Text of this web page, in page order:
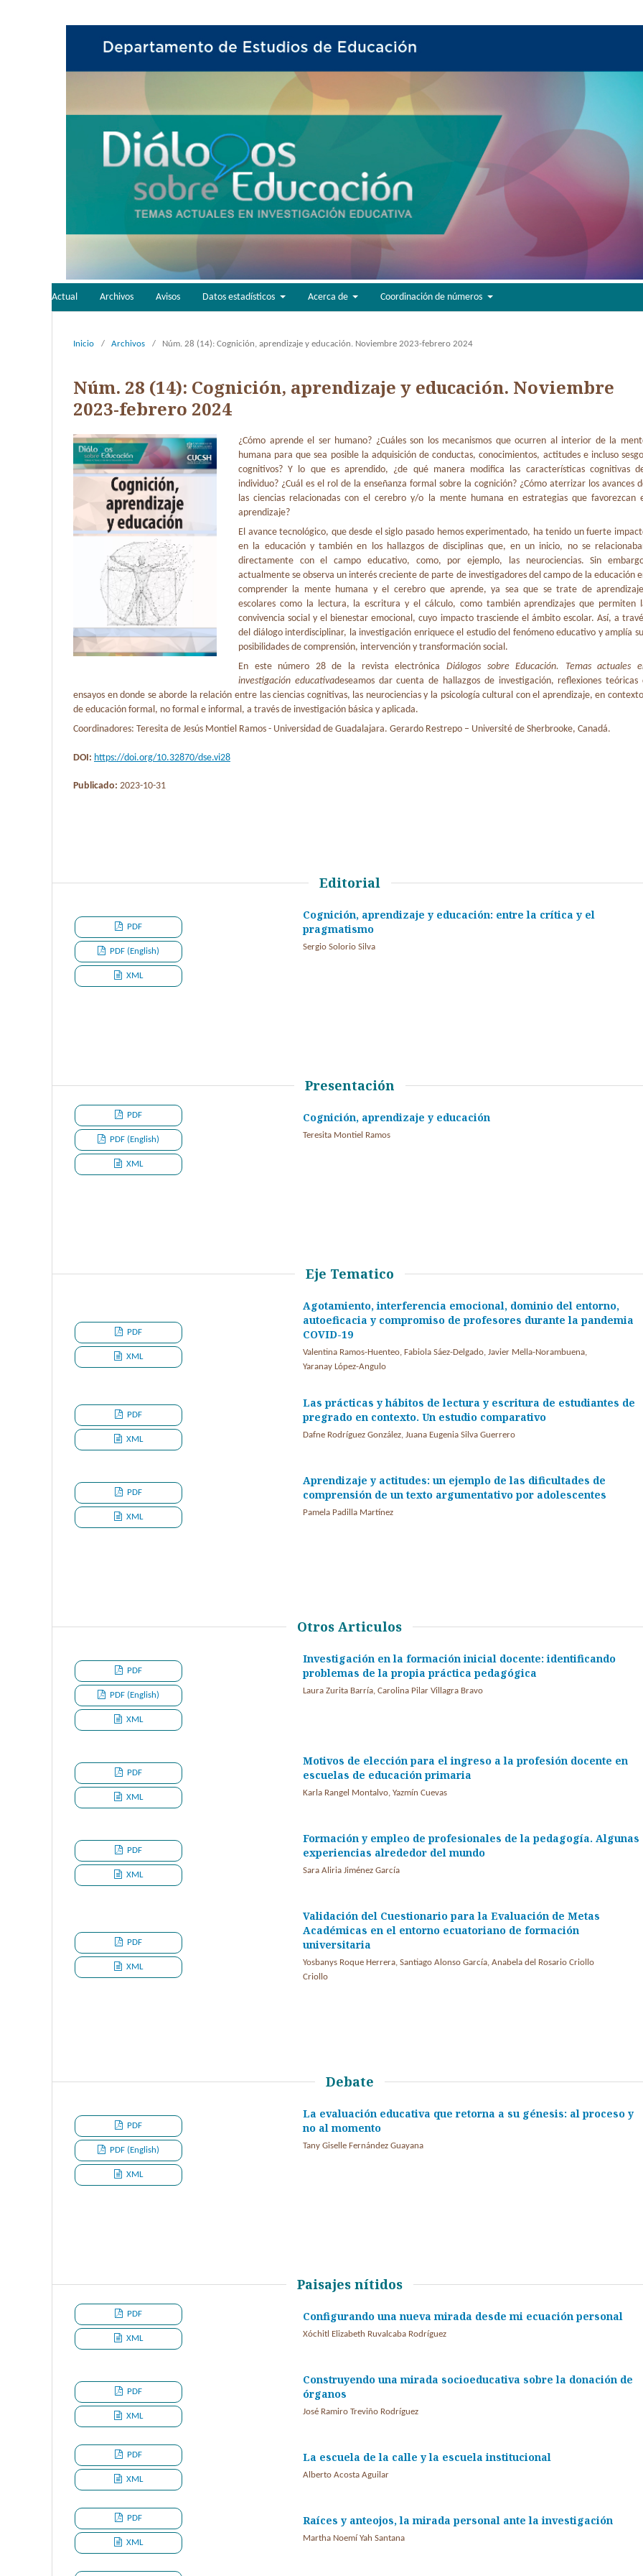
Actual Archivos Avisos Datos estadísticos Acerca de Coordinación de números
Inicio / Archivos / Núm. 28 (14): Cognición, aprendizaje y educación. Noviembre 2023-febrero 2024
Núm. 28 (14): Cognición, aprendizaje y educación. Noviembre
2023-febrero 2024
¿Cómo aprende el ser humano? ¿Cuáles son los mecanismos que ocurren al interior de la
humana para que sea posible la adquisición de conductas, conocimientos, actitudes e incluso
cognitivos? Y lo que es aprendido, ¿de qué manera modifica las características cognitivas
individuo? ¿Cuál es el rol de la enseñanza formal sobre la cognición? ¿Cómo aterrizar los avances
las ciencias relacionadas con el cerebro y/o la mente humana en estrategias que favorezcan
aprendizaje?
El avance tecnológico, que desde el siglo pasado hemos experimentado, ha tenido un fuerte
en la educación y también en los hallazgos de disciplinas que, en un inicio, no se
directamente con el campo educativo, como, por ejemplo, las neurociencias. Sin
actualmente se observa un interés creciente de parte de investigadores del campo de la educación
comprender la mente humana y el cerebro que aprende, ya sea que se trate de
escolares como la lectura, la escritura y el cálculo, como también aprendizajes que permiten
convivencia social y el bienestar emocional, cuyo impacto trasciende el ámbito escolar. Así, a
del diálogo interdisciplinar, la investigación enriquece el estudio del fenómeno educativo y amplía
posibilidades de comprensión, intervención y transformación social.
En este número 28 de la revista electrónica Diálogos sobre Educación. Temas actuales
investigación educativadeseamos dar cuenta de hallazgos de investigación, reflexiones teóricas
ensayos en donde se aborde la relación entre las ciencias cognitivas, las neurociencias y la psicología cultural con el aprendizaje, en
de educación formal, no formal e informal, a través de investigación básica y aplicada.
Coordinadores: Teresita de Jesús Montiel Ramos - Universidad de Guadalajara. Gerardo Restrepo – Université de Sherbrooke, Canadá.
DOI: https://doi.org/10.32870/dse.vi28
Publicado: 2023-10-31
Editorial
Cognición, aprendizaje y educación: entre la crítica y el
pragmatismo
Sergio Solorio Silva
PDF
PDF (English)
XML
Presentación
Cognición, aprendizaje y educación
Teresita Montiel Ramos
PDF
PDF (English)
XML
Eje Tematico
Agotamiento, interferencia emocional, dominio del entorno,
autoeficacia y compromiso de profesores durante la pandemia
COVID-19
Valentina Ramos-Huenteo, Fabiola Sáez-Delgado, Javier Mella-Norambuena,
Yaranay López-Angulo
PDF
XML
Las prácticas y hábitos de lectura y escritura de estudiantes de
pregrado en contexto. Un estudio comparativo
Dafne Rodríguez González, Juana Eugenia Silva Guerrero
PDF
XML
Aprendizaje y actitudes: un ejemplo de las dificultades de
comprensión de un texto argumentativo por adolescentes
Pamela Padilla Martínez
PDF
XML
Otros Articulos
Investigación en la formación inicial docente: identificando
problemas de la propia práctica pedagógica
Laura Zurita Barría, Carolina Pilar Villagra Bravo
PDF
PDF (English)
XML
Motivos de elección para el ingreso a la profesión docente en
escuelas de educación primaria
Karla Rangel Montalvo, Yazmín Cuevas
PDF
XML
Formación y empleo de profesionales de la pedagogía. Algunas
experiencias alrededor del mundo
Sara Aliria Jiménez García
PDF
XML
Validación del Cuestionario para la Evaluación de Metas
Académicas en el entorno ecuatoriano de formación
universitaria
Yosbanys Roque Herrera, Santiago Alonso García, Anabela del Rosario Criollo
Criollo
PDF
XML
Debate
La evaluación educativa que retorna a su génesis: al proceso y
no al momento
Tany Giselle Fernández Guayana
PDF
PDF (English)
XML
Paisajes nítidos
Configurando una nueva mirada desde mi ecuación personal
Xóchitl Elizabeth Ruvalcaba Rodríguez
PDF
XML
Construyendo una mirada socioeducativa sobre la donación de
órganos
José Ramiro Treviño Rodríguez
PDF
XML
La escuela de la calle y la escuela institucional
Alberto Acosta Aguilar
PDF
XML
Raíces y anteojos, la mirada personal ante la investigación
Martha Noemí Yah Santana
PDF
XML